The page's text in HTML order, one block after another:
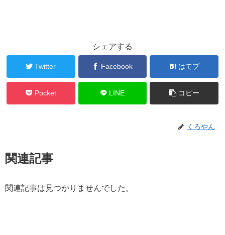
シェアする
Twitter Facebook はてブ
Pocket LINE コピー
くろやん
関連記事
関連記事は見つかりませんでした。